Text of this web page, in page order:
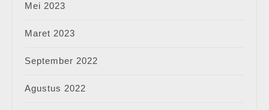
Mei 2023
Maret 2023
September 2022
Agustus 2022